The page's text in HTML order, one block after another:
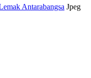
Antarabangsa Jpeg